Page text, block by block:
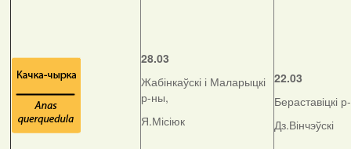
28.03
Жабінкаўскі і Маларыцкі
р-ны,
Я.Місіюк
22.03
Бераставіцкі
Дз.Вінчэўскі